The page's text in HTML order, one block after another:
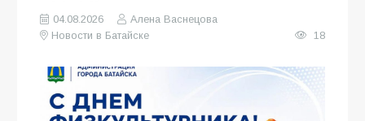
04.08.2026
Алена Васнецова
Новости в Батайске
18